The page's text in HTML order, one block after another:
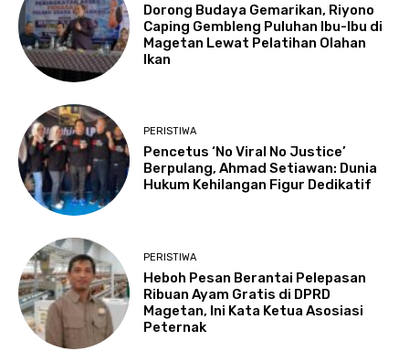
Dorong Budaya Gemarikan, Riyono
Caping Gembleng Puluhan Ibu-Ibu di
Magetan Lewat Pelatihan Olahan
Ikan
PERISTIWA
Pencetus ‘No Viral No Justice’
Berpulang, Ahmad Setiawan: Dunia
Hukum Kehilangan Figur Dedikatif
PERISTIWA
Heboh Pesan Berantai Pelepasan
Ribuan Ayam Gratis di DPRD
Magetan, Ini Kata Ketua Asosiasi
Peternak